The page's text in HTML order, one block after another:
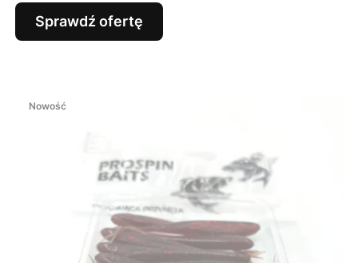
Sprawdź ofertę
Nowość